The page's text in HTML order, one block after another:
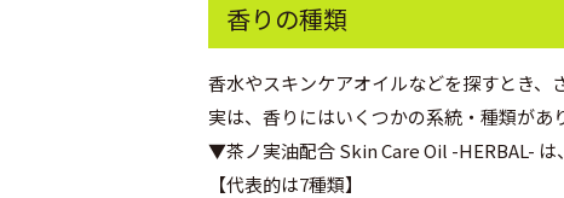
香りの種類
香水やスキンケアオイルなどを探すとき、
実は、香りにはいくつかの系統・種類があ
▼茶ノ実油配合 Skin Care Oil -HERBAL-
【代表的は7種類】